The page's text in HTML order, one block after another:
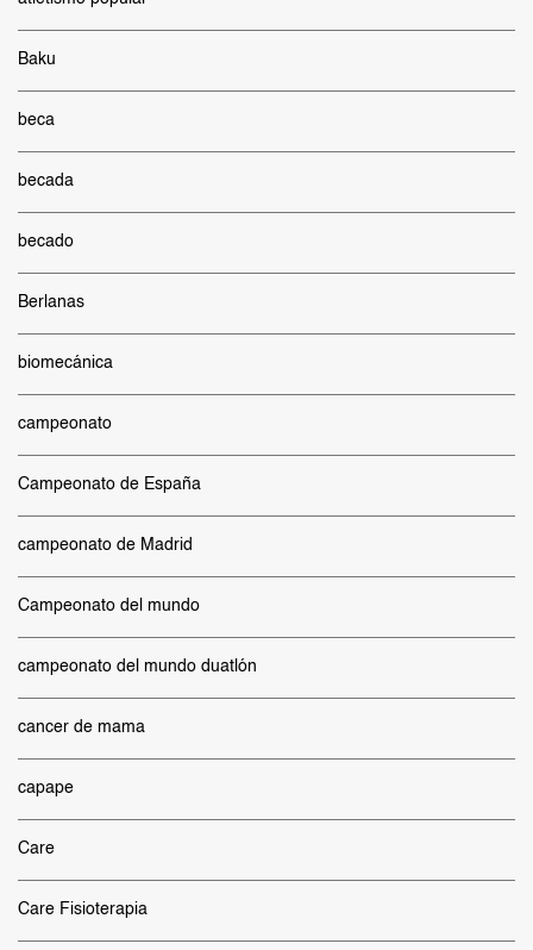
Baku
beca
becada
becado
Berlanas
biomecánica
campeonato
Campeonato de España
campeonato de Madrid
Campeonato del mundo
campeonato del mundo duatlón
cancer de mama
capape
Care
Care Fisioterapia